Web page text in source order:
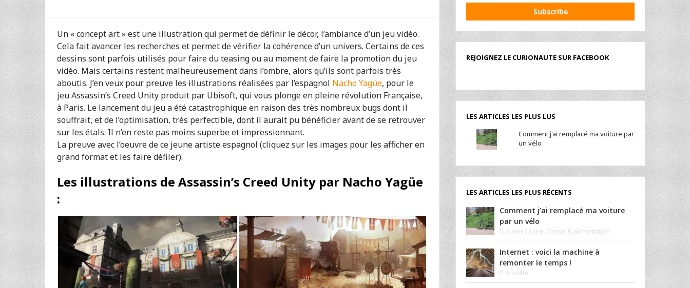
Un « concept art » est une illustration qui permet de définir le décor, l’ambiance d’un jeu vidéo.
Cela fait avancer les recherches et permet de vérifier la cohérence d’un univers. Certains de ces
dessins sont parfois utilisés pour faire du teasing ou au moment de faire la promotion du jeu
vidéo. Mais certains restent malheureusement dans l’ombre, alors qu’ils sont parfois très
aboutis. J’en veux pour preuve les illustrations réalisées par l’espagnol Nacho Yagüe, pour le
jeu Assassin’s Creed Unity produit par Ubisoft, qui vous plonge en pleine révolution Française,
à Paris. Le lancement du jeu a été catastrophique en raison des très nombreux bugs dont il
souffrait, et de l’optimisation, très perfectible, dont il aurait pu bénéficier avant de se retrouver
sur les étals. Il n’en reste pas moins superbe et impressionnant.
La preuve avec l’oeuvre de ce jeune artiste espagnol (cliquez sur les images pour les afficher en
grand format et les faire défiler).
Les illustrations de Assassin’s Creed Unity par Nacho Yagüe
:
REJOIGNEZ LE CURIONAUTE SUR FACEBOOK
LES ARTICLES LES PLUS LUS
Comment j'ai remplacé ma voiture par
un vélo
LES ARTICLES LES PLUS RÉCENTS
Comment j’ai remplacé ma voiture
par un vélo
A voir / A lire, Conso & alimentation
Internet : voici la machine à
remonter le temps !
Insolite